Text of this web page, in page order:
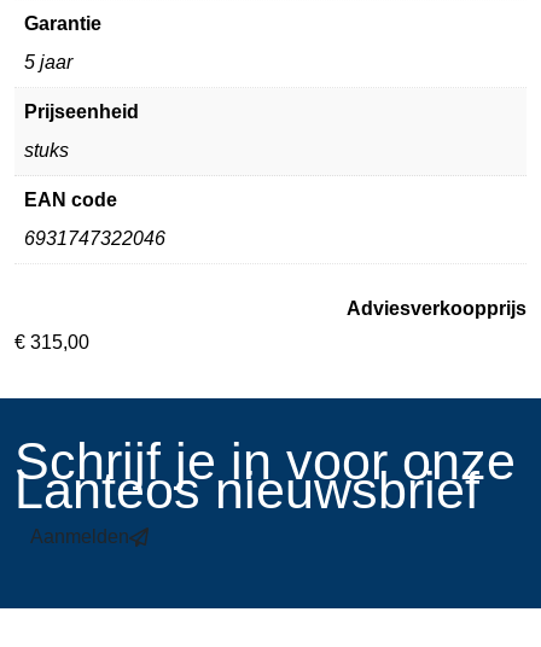
Garantie
5 jaar
Prijseenheid
stuks
EAN code
6931747322046
Adviesverkoopprijs
€ 315,00
​Schrijf je in voor onze
Lanteos nieuwsbrief
Aanmelden